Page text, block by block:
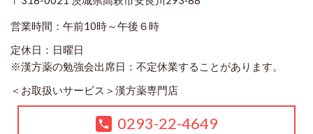
営業時間：午前10時～午後６時
定休日：日曜日
※漢方薬の勉強会出席日：不定休業することがあります。
＜お取扱いサービス＞ 漢方薬専門店
0293-22-4649